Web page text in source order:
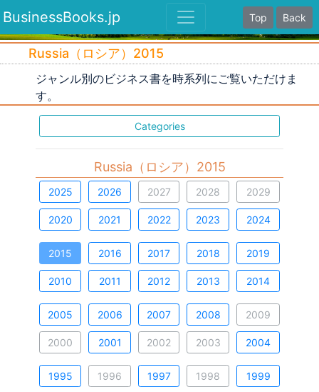
BusinessBooks.jp Top Back
Russia（ロシア）2015
ジャンル別のビジネス書を時系列にご覧いただけま
す。
Categories
Russia（ロシア）2015
2025 2026 2027 2028 2029
2020 2021 2022 2023 2024
2015 2016 2017 2018 2019
2010 2011 2012 2013 2014
2005 2006 2007 2008 2009
2000 2001 2002 2003 2004
1995 1996 1997 1998 1999